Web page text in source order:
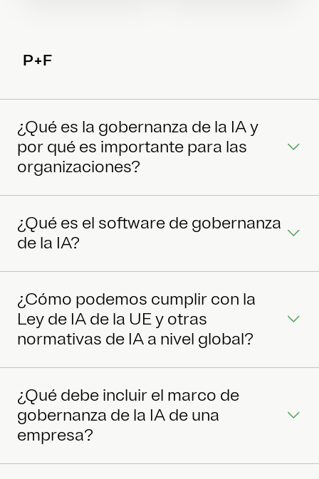
P+F
¿Qué es la gobernanza de la IA y
por qué es importante para las
organizaciones?
¿Qué es el software de gobernanza
de la IA?
¿Cómo podemos cumplir con la
Ley de IA de la UE y otras
normativas de IA a nivel global?
¿Qué debe incluir el marco de
gobernanza de la IA de una
empresa?